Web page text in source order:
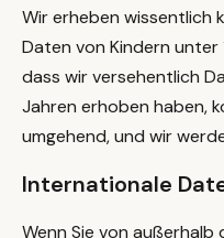
Wir erheben wissentlich
Daten von Kindern unter
dass wir versehentlich
Jahren erhoben haben,
umgehend, und wir
Internationale
Wenn Sie von